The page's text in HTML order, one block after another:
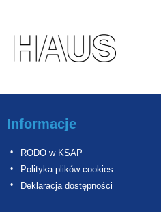
Informacje
RODO w KSAP
Polityka plików cookies
Deklaracja dostępności